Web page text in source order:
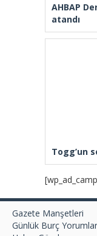
AHBAP
atandı
Togg’un
Gazete Manşetleri
Günlük Burç